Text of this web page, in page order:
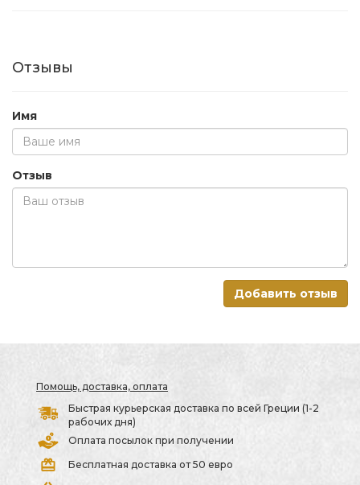
Отзывы
Имя
Отзыв
Добавить отзыв
Помощь, доставка, оплата
Быстрая курьерская доставка по всей Греции (1-2
рабочих дня)
Оплата посылок при получении
Бесплатная доставка от 50 евро